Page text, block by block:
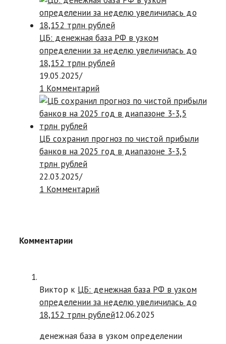
ЦБ: денежная база РФ в узком
определении за неделю увеличилась до
18,152 трлн рублей
19.05.2025/
1 Комментарий
ЦБ сохранил прогноз по чистой прибыли
банков на 2025 год в диапазоне 3-3,5
трлн рублей
22.03.2025/
1 Комментарий
Комментарии
Виктор к ЦБ: денежная база РФ в узком
определении за неделю увеличилась до
18,152 трлн рублей12.06.2025
денежная база в узком определении